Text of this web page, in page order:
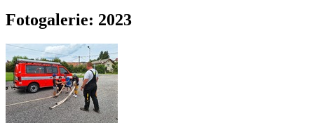
Fotogalerie: 2023